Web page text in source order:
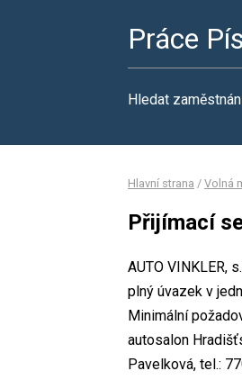
Práce
Hledat
Hlavní strana / Volná
Přijímací
AUTO VINKLER,
plný úvazek v
Minimální
autosalon
Pavelková, tel.: